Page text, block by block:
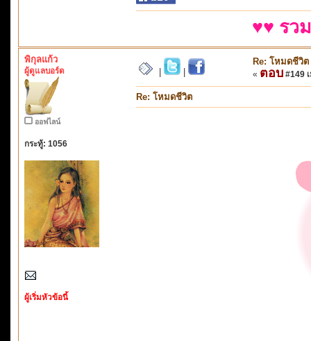
♥♥ รว
พิกุลแก้ว
ผู้ดูแลบอร์ด
ออฟไลน์
กระทู้: 1056
ผู้เริ่มหัวข้อนี้
Re: โหมดชีวิต
« ตอบ #149
Re: โหมดชีวิต